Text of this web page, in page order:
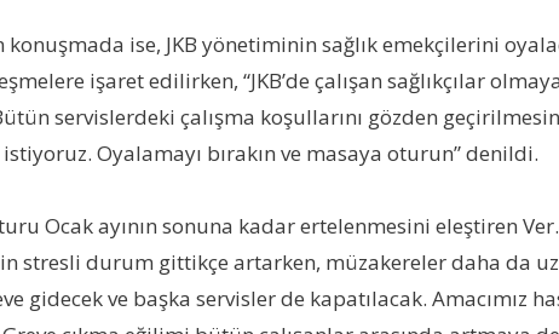
ise, JKB yönetiminin sağlık emekçilerini
işaret edilirken, “JKB’de çalışan sağlıkçılar
servislerdeki çalışma koşullarını gözden
Oyalamayı bırakın ve masaya oturun” denildi.
Ocak ayının sonuna kadar ertelenmesini eleştiren
stresli durum gittikçe artarken, müzakereler daha da
gidecek ve başka servisler de kapatılacak. Amacımız